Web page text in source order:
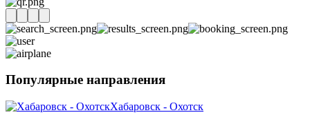
Популярные направления
Хабаровск - Охотск